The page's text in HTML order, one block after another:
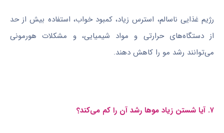
رژیم غذایی ناسالم، استرس زیاد، کمبود خواب، استفاده بیش از حد
از دستگاه‌های حرارتی و مواد شیمیایی، و مشکلات هورمونی
می‌توانند رشد مو را کاهش دهند.
۷. آیا شستن زیاد موها رشد آن را کم می‌کند؟